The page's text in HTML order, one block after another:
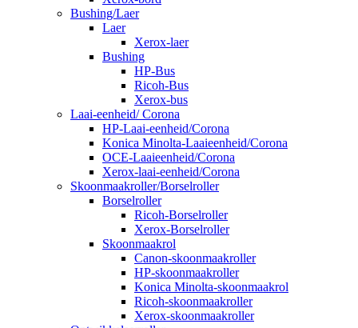
Bushing/Laer
Laer
Xerox-laer
Bushing
HP-Bus
Ricoh-Bus
Xerox-bus
Laai-eenheid/ Corona
HP-Laai-eenheid/Corona
Konica Minolta-Laaieenheid/Corona
OCE-Laaieenheid/Corona
Xerox-laai-eenheid/Corona
Skoonmaakroller/Borselroller
Borselroller
Ricoh-Borselroller
Xerox-Borselroller
Skoonmaakrol
Canon-skoonmaakroller
HP-skoonmaakroller
Konica Minolta-skoonmaakrol
Ricoh-skoonmaakroller
Xerox-skoonmaakroller